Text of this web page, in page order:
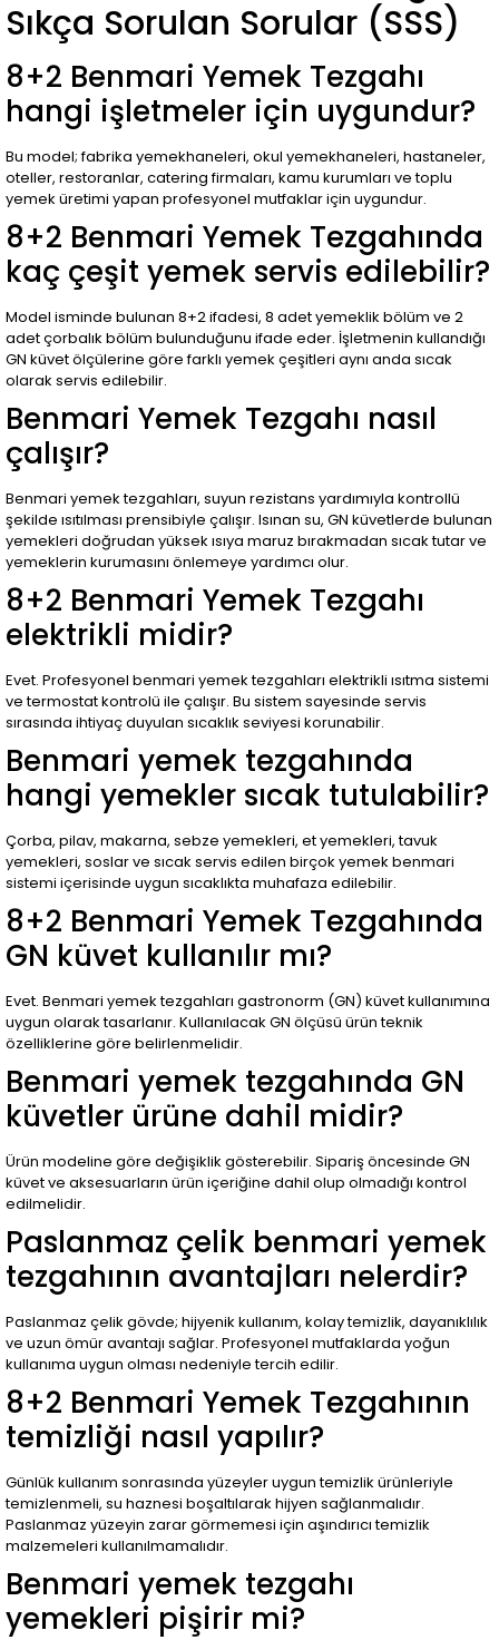
Sıkça Sorulan Sorular (SSS)
8+2 Benmari Yemek Tezgahı
hangi işletmeler için uygundur?
Bu model; fabrika yemekhaneleri, okul yemekhaneleri, hastaneler,
oteller, restoranlar, catering firmaları, kamu kurumları ve toplu
yemek üretimi yapan profesyonel mutfaklar için uygundur.
8+2 Benmari Yemek Tezgahında
kaç çeşit yemek servis edilebilir?
Model isminde bulunan 8+2 ifadesi, 8 adet yemeklik bölüm ve 2
adet çorbalık bölüm bulunduğunu ifade eder. İşletmenin kullandığı
GN küvet ölçülerine göre farklı yemek çeşitleri aynı anda sıcak
olarak servis edilebilir.
Benmari Yemek Tezgahı nasıl
çalışır?
Benmari yemek tezgahları, suyun rezistans yardımıyla kontrollü
şekilde ısıtılması prensibiyle çalışır. Isınan su, GN küvetlerde bulunan
yemekleri doğrudan yüksek ısıya maruz bırakmadan sıcak tutar ve
yemeklerin kurumasını önlemeye yardımcı olur.
8+2 Benmari Yemek Tezgahı
elektrikli midir?
Evet. Profesyonel benmari yemek tezgahları elektrikli ısıtma sistemi
ve termostat kontrolü ile çalışır. Bu sistem sayesinde servis
sırasında ihtiyaç duyulan sıcaklık seviyesi korunabilir.
Benmari yemek tezgahında
hangi yemekler sıcak tutulabilir?
Çorba, pilav, makarna, sebze yemekleri, et yemekleri, tavuk
yemekleri, soslar ve sıcak servis edilen birçok yemek benmari
sistemi içerisinde uygun sıcaklıkta muhafaza edilebilir.
8+2 Benmari Yemek Tezgahında
GN küvet kullanılır mı?
Evet. Benmari yemek tezgahları gastronorm (GN) küvet kullanımına
uygun olarak tasarlanır. Kullanılacak GN ölçüsü ürün teknik
özelliklerine göre belirlenmelidir.
Benmari yemek tezgahında GN
küvetler ürüne dahil midir?
Ürün modeline göre değişiklik gösterebilir. Sipariş öncesinde GN
küvet ve aksesuarların ürün içeriğine dahil olup olmadığı kontrol
edilmelidir.
Paslanmaz çelik benmari yemek
tezgahının avantajları nelerdir?
Paslanmaz çelik gövde; hijyenik kullanım, kolay temizlik, dayanıklılık
ve uzun ömür avantajı sağlar. Profesyonel mutfaklarda yoğun
kullanıma uygun olması nedeniyle tercih edilir.
8+2 Benmari Yemek Tezgahının
temizliği nasıl yapılır?
Günlük kullanım sonrasında yüzeyler uygun temizlik ürünleriyle
temizlenmeli, su haznesi boşaltılarak hijyen sağlanmalıdır.
Paslanmaz yüzeyin zarar görmemesi için aşındırıcı temizlik
malzemeleri kullanılmamalıdır.
Benmari yemek tezgahı
yemekleri pişirir mi?